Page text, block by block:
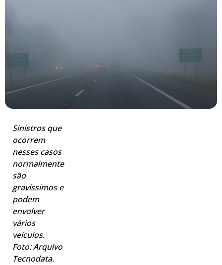
Sinistros que
ocorrem
nesses casos
normalmente
são
gravíssimos e
podem
envolver
vários
veículos.
Foto: Arquivo
Tecnodata.